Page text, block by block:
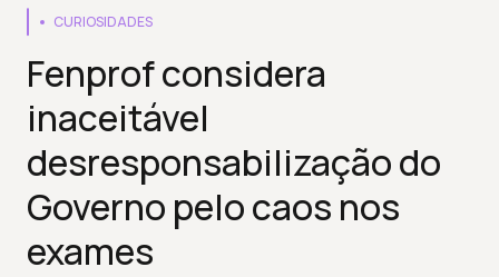
CURIOSIDADES
Fenprof considera
inaceitável
desresponsabilização do
Governo pelo caos nos
exames